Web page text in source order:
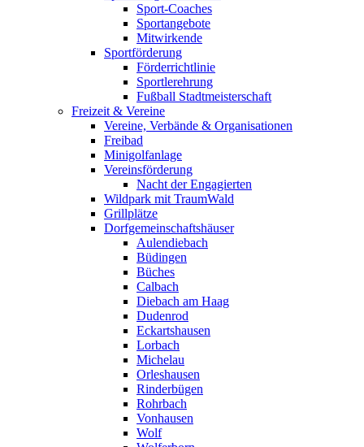
Sport-Coaches
Sportangebote
Mitwirkende
Sportförderung
Förderrichtlinie
Sportlerehrung
Fußball Stadtmeisterschaft
Freizeit & Vereine
Vereine, Verbände & Organisationen
Freibad
Minigolfanlage
Vereinsförderung
Nacht der Engagierten
Wildpark mit TraumWald
Grillplätze
Dorfgemeinschaftshäuser
Aulendiebach
Büdingen
Büches
Calbach
Diebach am Haag
Dudenrod
Eckartshausen
Lorbach
Michelau
Orleshausen
Rinderbügen
Rohrbach
Vonhausen
Wolf